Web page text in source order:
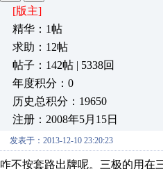
[版主]
精华：1帖
求助：12帖
帖子：142帖 | 5338回
年度积分：0
历史总积分：19650
注册：2008年5月15日
发表于：2013-12-10 23:20:23
咋不按套路出牌呢。三极的用在